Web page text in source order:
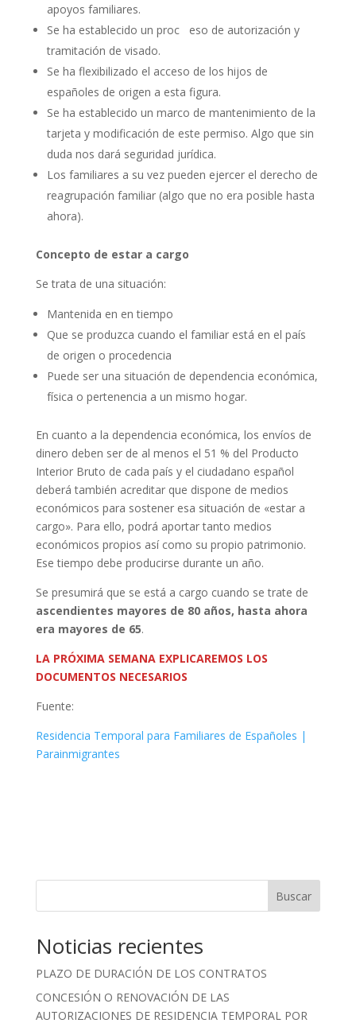
apoyos familiares.
Se ha establecido un proc eso de autorización y
tramitación de visado.
Se ha flexibilizado el acceso de los hijos de
españoles de origen a esta figura.
Se ha establecido un marco de mantenimiento de la
tarjeta y modificación de este permiso. Algo que sin
duda nos dará seguridad jurídica.
Los familiares a su vez pueden ejercer el derecho de
reagrupación familiar (algo que no era posible hasta
ahora).
Concepto de estar a cargo
Se trata de una situación:
Mantenida en en tiempo
Que se produzca cuando el familiar está en el país
de origen o procedencia
Puede ser una situación de dependencia económica,
física o pertenencia a un mismo hogar.
En cuanto a la dependencia económica, los envíos de
dinero deben ser de al menos el 51 % del Producto
Interior Bruto de cada país y el ciudadano español
deberá también acreditar que dispone de medios
económicos para sostener esa situación de «estar a
cargo». Para ello, podrá aportar tanto medios
económicos propios así como su propio patrimonio.
Ese tiempo debe producirse durante un año.
Se presumirá que se está a cargo cuando se trate de
ascendientes mayores de 80 años, hasta ahora
era mayores de 65.
LA PRÓXIMA SEMANA EXPLICAREMOS LOS
DOCUMENTOS NECESARIOS
Fuente:
Residencia Temporal para Familiares de Españoles |
Parainmigrantes
Buscar
Noticias recientes
PLAZO DE DURACIÓN DE LOS CONTRATOS
CONCESIÓN O RENOVACIÓN DE LAS
AUTORIZACIONES DE RESIDENCIA TEMPORAL POR